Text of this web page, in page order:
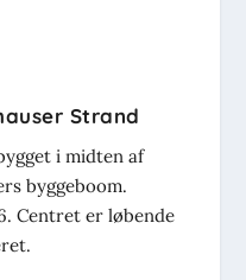
Strand
i midten af
byggeboom.
Centret er løbende